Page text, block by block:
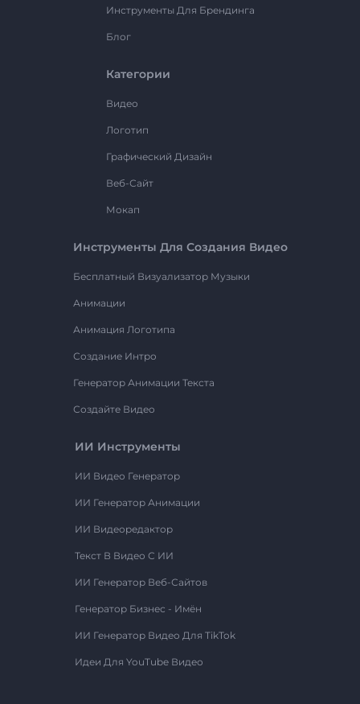
Инструменты Для Брендинга
Блог
Категории
Видео
Логотип
Графический Дизайн
Веб-Сайт
Мокап
Инструменты Для Создания Видео
Бесплатный Визуализатор Музыки
Анимации
Анимация Логотипа
Создание Интро
Генератор Анимации Текста
Создайте Видео
ИИ Инструменты
ИИ Видео Генератор
ИИ Генератор Анимации
ИИ Видеоредактор
Текст В Видео С ИИ
ИИ Генератор Веб-Сайтов
Генератор Бизнес - Имён
ИИ Генератор Видео Для TikTok
Идеи Для YouTube Видео